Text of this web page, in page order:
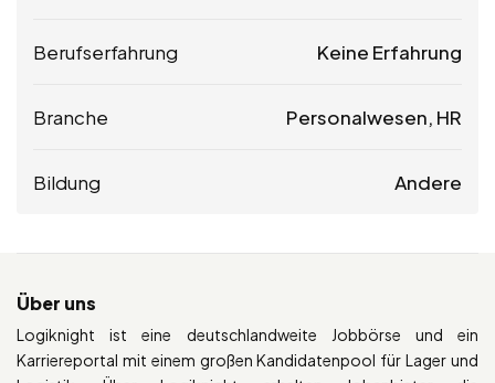
Berufserfahrung Keine Erfahrung
Branche Personalwesen, HR
Bildung Andere
Über uns
Logiknight ist eine deutschlandweite Jobbörse und ein
Karriereportal mit einem großen Kandidatenpool für Lager und